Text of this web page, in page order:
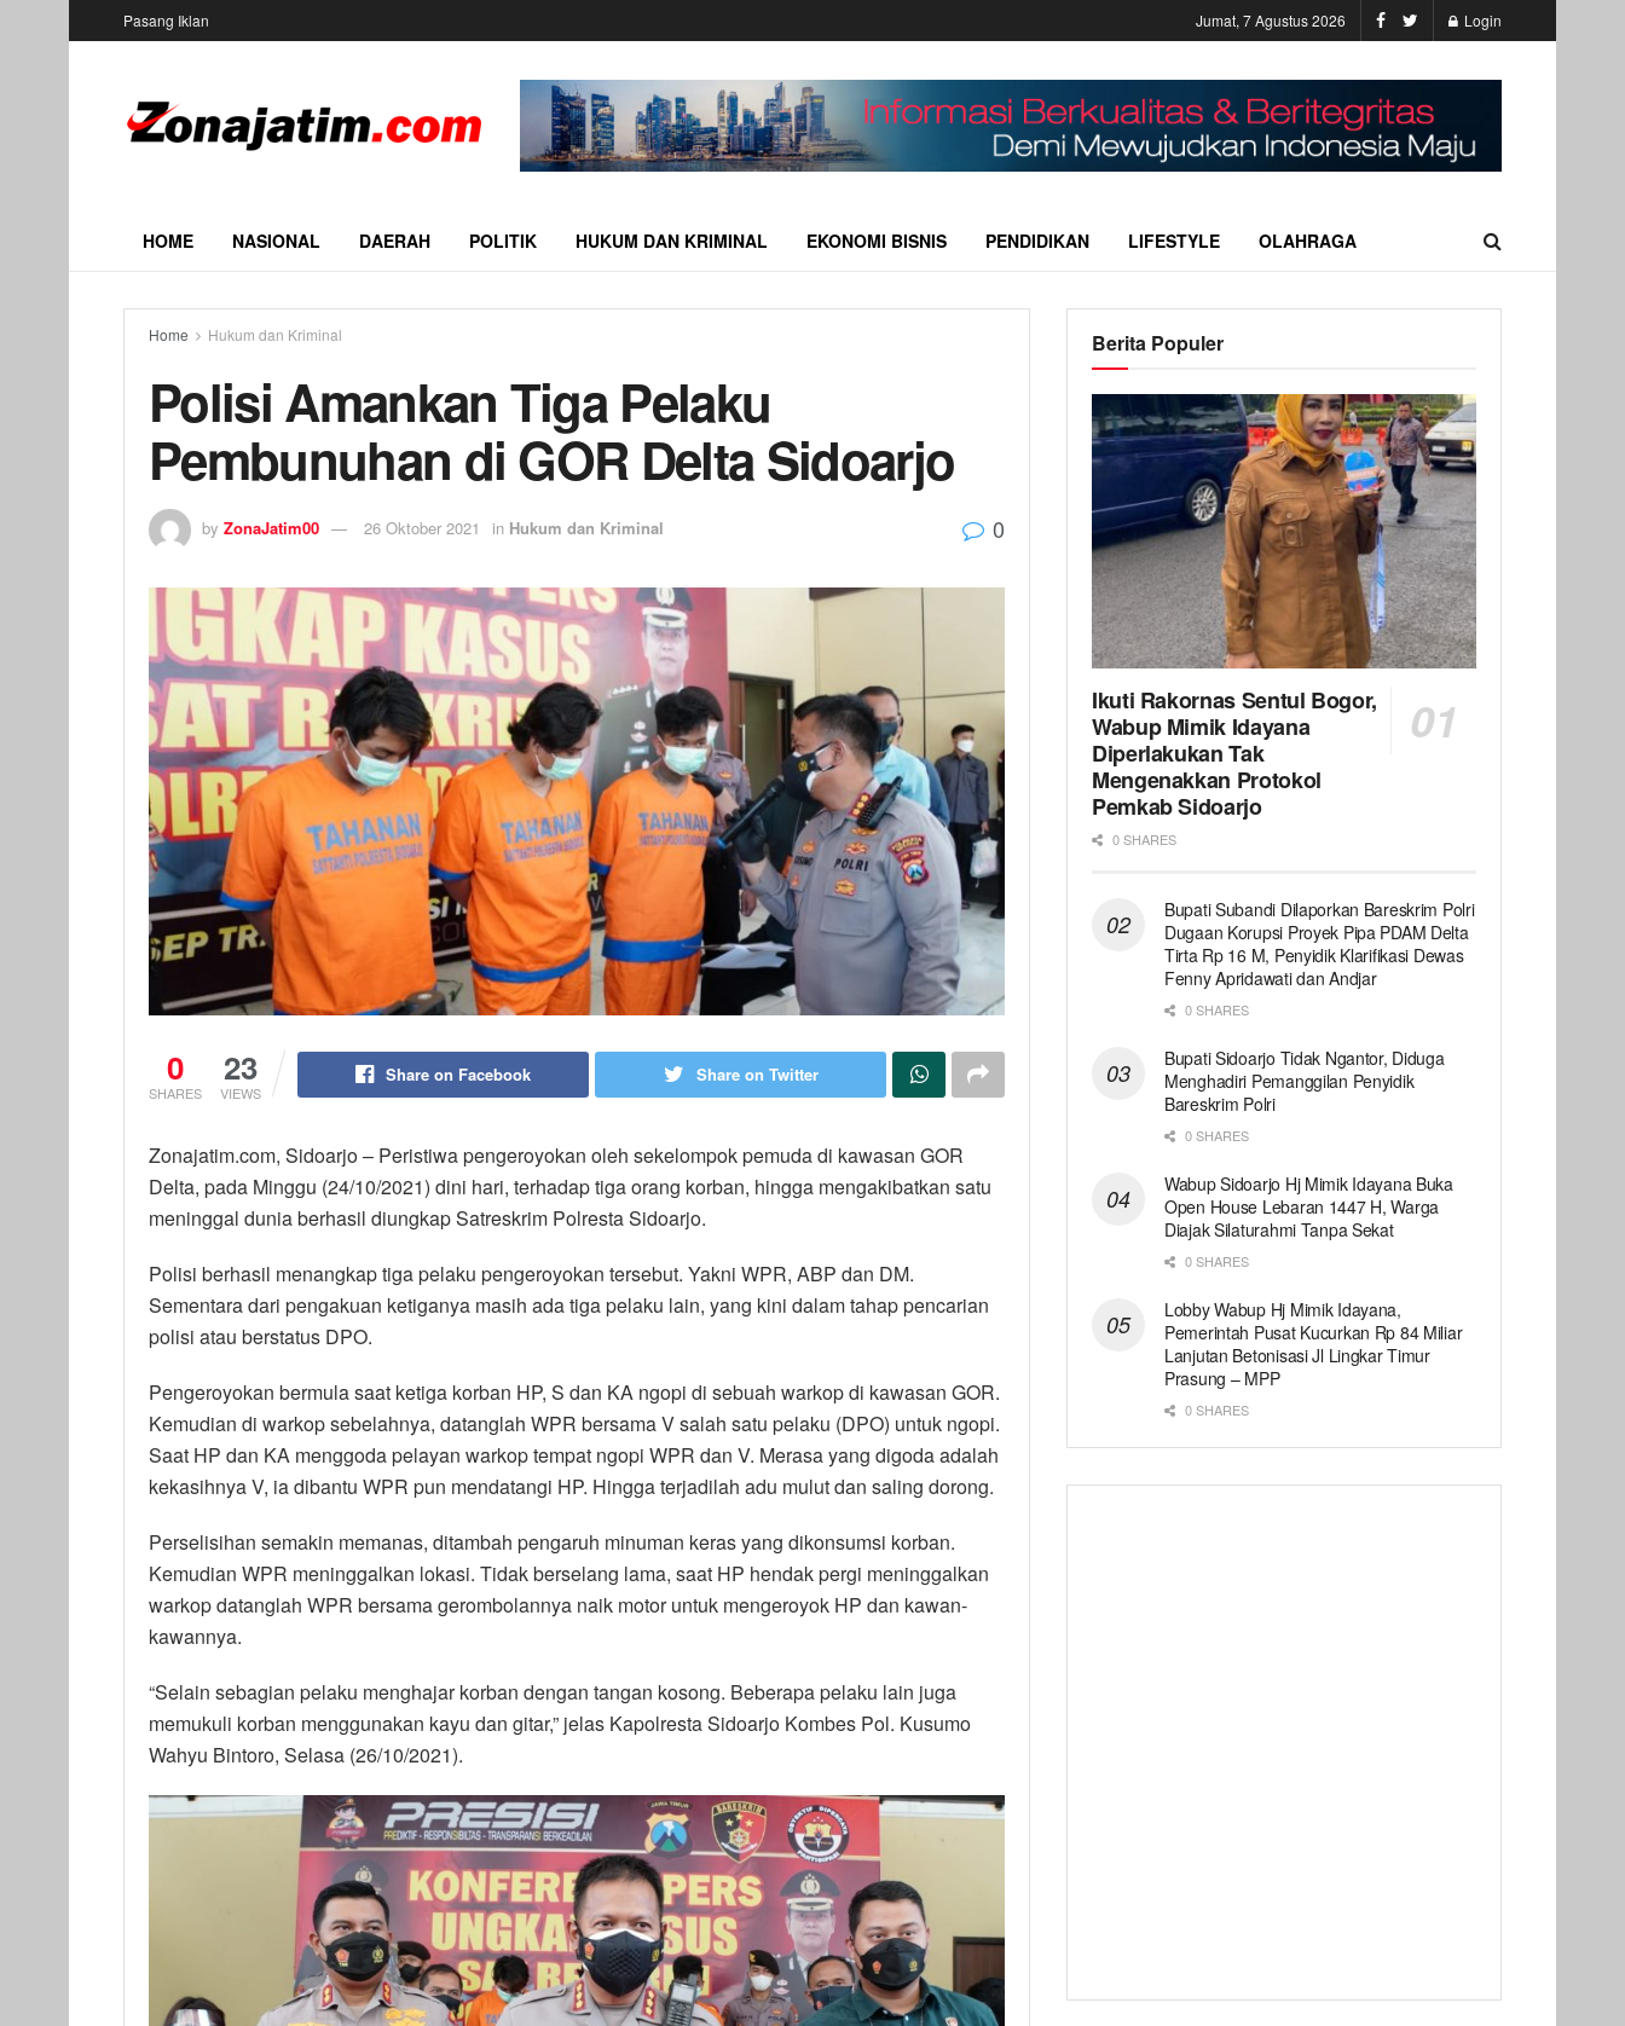
Pasang Iklan Jumat, 7 Agustus 2026 Login
HOME NASIONAL DAERAH POLITIK HUKUM DAN KRIMINAL EKONOMI BISNIS PENDIDIKAN LIFESTYLE OLAHRAGA
Home Hukum dan Kriminal
Polisi Amankan Tiga Pelaku
Pembunuhan di GOR Delta Sidoarjo
by ZonaJatim00 26 Oktober 2021 in Hukum dan Kriminal 0
0
SHARES
23
VIEWS
Share on Facebook Share on Twitter
Zonajatim.com, Sidoarjo – Peristiwa pengeroyokan oleh sekelompok pemuda di kawasan GOR
Delta, pada Minggu (24/10/2021) dini hari, terhadap tiga orang korban, hingga mengakibatkan satu
meninggal dunia berhasil diungkap Satreskrim Polresta Sidoarjo.
Polisi berhasil menangkap tiga pelaku pengeroyokan tersebut. Yakni WPR, ABP dan DM.
Sementara dari pengakuan ketiganya masih ada tiga pelaku lain, yang kini dalam tahap pencarian
polisi atau berstatus DPO.
Pengeroyokan bermula saat ketiga korban HP, S dan KA ngopi di sebuah warkop di kawasan GOR.
Kemudian di warkop sebelahnya, datanglah WPR bersama V salah satu pelaku (DPO) untuk ngopi.
Saat HP dan KA menggoda pelayan warkop tempat ngopi WPR dan V. Merasa yang digoda adalah
kekasihnya V, ia dibantu WPR pun mendatangi HP. Hingga terjadilah adu mulut dan saling dorong.
Perselisihan semakin memanas, ditambah pengaruh minuman keras yang dikonsumsi korban.
Kemudian WPR meninggalkan lokasi. Tidak berselang lama, saat HP hendak pergi meninggalkan
warkop datanglah WPR bersama gerombolannya naik motor untuk mengeroyok HP dan kawan-
kawannya.
“Selain sebagian pelaku menghajar korban dengan tangan kosong. Beberapa pelaku lain juga
memukuli korban menggunakan kayu dan gitar,” jelas Kapolresta Sidoarjo Kombes Pol. Kusumo
Wahyu Bintoro, Selasa (26/10/2021).
Berita Populer
Ikuti Rakornas Sentul Bogor,
Wabup Mimik Idayana
Diperlakukan Tak
Mengenakkan Protokol
Pemkab Sidoarjo
0 SHARES
Bupati Subandi Dilaporkan Bareskrim Polri
Dugaan Korupsi Proyek Pipa PDAM Delta
Tirta Rp 16 M, Penyidik Klarifikasi Dewas
Fenny Apridawati dan Andjar
0 SHARES
Bupati Sidoarjo Tidak Ngantor, Diduga
Menghadiri Pemanggilan Penyidik
Bareskrim Polri
0 SHARES
Wabup Sidoarjo Hj Mimik Idayana Buka
Open House Lebaran 1447 H, Warga
Diajak Silaturahmi Tanpa Sekat
0 SHARES
Lobby Wabup Hj Mimik Idayana,
Pemerintah Pusat Kucurkan Rp 84 Miliar
Lanjutan Betonisasi Jl Lingkar Timur
Prasung – MPP
0 SHARES